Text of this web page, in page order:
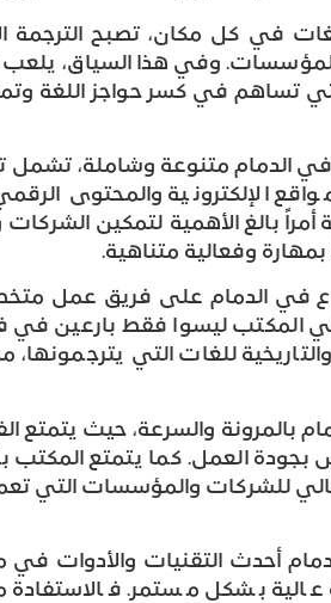
في كل مكان، تصبح الترجمة
والمؤسسات. وفي هذا السياق،
التي تساهم في كسر حواجز اللغة
الدمام متنوعة وشاملة، تشمل
الإلكترونية والمحتوى
أمراً بالغ الأهمية لتمكين
وفعالية متناهية.
في الدمام على فريق عمل
المكتب ليسوا فقط بارعين في
للغات التي
والسرعة، حيث يتمتع
العمل. كما يتمتع المكتب
للشركات والمؤسسات التي
أحدث التقنيات والأدوات في
بشكل مستمر. فالاستفادة من